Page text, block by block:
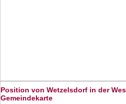
Position von Wetzelsdorf in der
Gemeindekarte